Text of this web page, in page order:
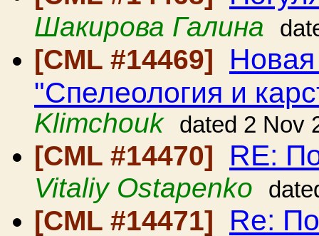
Шакирова Галина
[CML #14469]
"Спелеология и
Klimchouk
dated 2 Nov
[CML #14470] RE:
Vitaliy Ostapenko
[CML #14471] Re: